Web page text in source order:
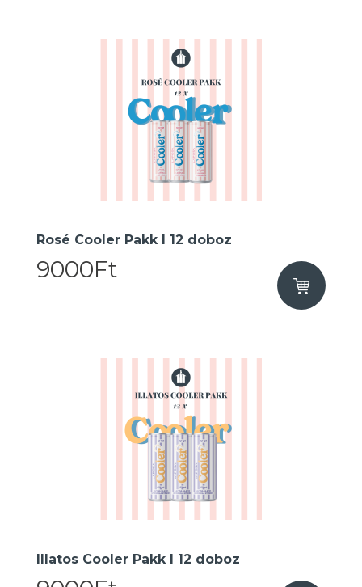
Rosé Cooler Pakk I 12 doboz
9000Ft
Illatos Cooler Pakk I 12 doboz